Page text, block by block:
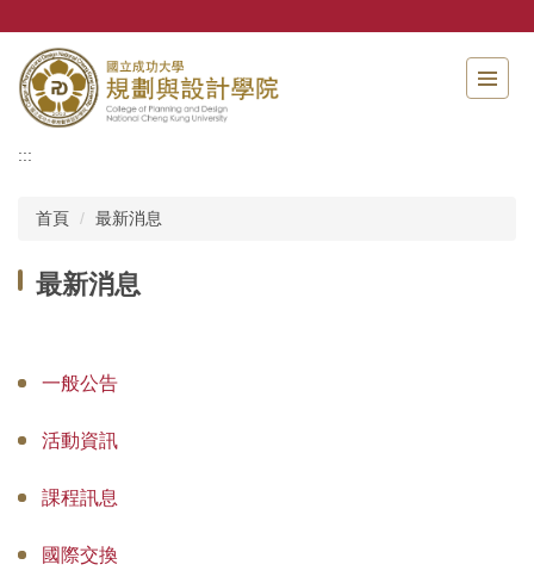
主
要
內
區
:::
首頁 最新消息
最新消息
一般公告
活動資訊
課程訊息
國際交換